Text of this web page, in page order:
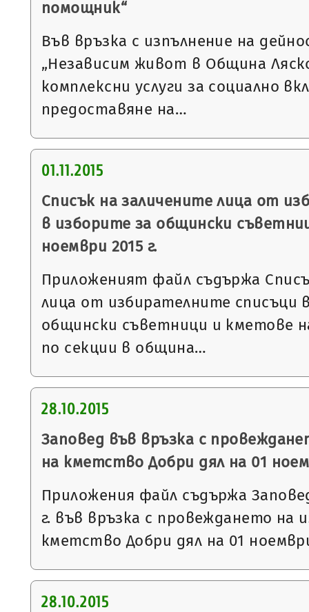
помощник“
Във връзка с изпълнение на
„Независим живот в Община
комплексни услуги за социално
предоставяне на…
01.11.2015
Списък на заличените лица от
в изборите за общински
ноември 2015 г.
Приложеният файл съдържа
лица от избирателните списъци
общински съветници и кметове
по секции в община…
28.10.2015
Заповед във връзка с
на кметство Добри дял на 01
Приложения файл съдържа
г. във връзка с провеждането на
кметство Добри дял на 01
28.10.2015